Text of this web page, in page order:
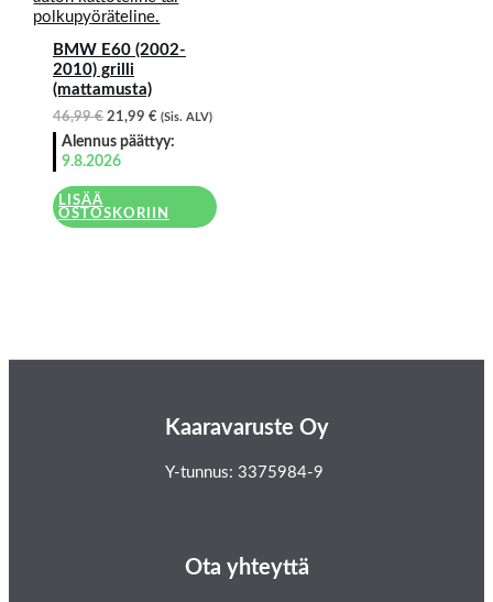
BMW E60 (2002-
2010) grilli
(mattamusta)
46,99€ 21,99 € (Sis. ALV)
Alennus päättyy:
9.8.2026
LISÄÄ
OSTOSKORIIN
Kaaravaruste Oy
Y-tunnus: 3375984-9
Ota yhteyttä